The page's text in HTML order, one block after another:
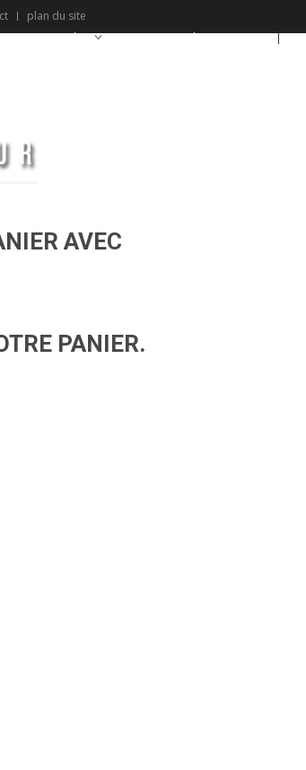
plan du site
contact@architextur.eu
(French)
AVEC
PANIER.